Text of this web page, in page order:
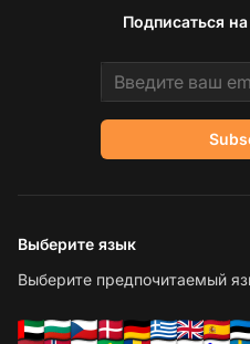
Подписаться
Email address
Выберите язык
Выберите предпочитаемый